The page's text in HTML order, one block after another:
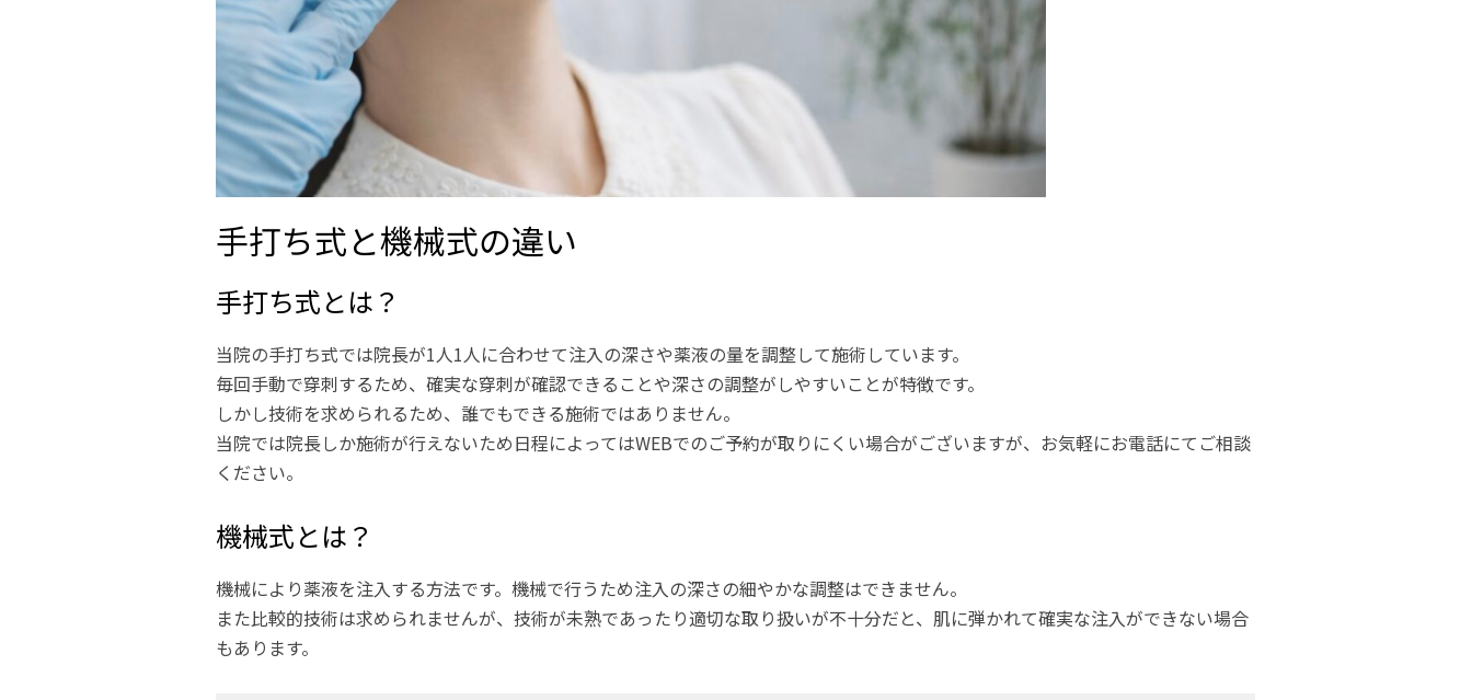
手打ち式と機械式の違い
手打ち式とは？
当院の手打ち式では院長が1人1人に合わせて注入の深さや薬液の量を調整して施術しています。
毎回手動で穿刺するため、確実な穿刺が確認できることや深さの調整がしやすいことが特徴です。
しかし技術を求められるため、誰でもできる施術ではありません。
当院では院長しか施術が行えないため日程によってはWEBでのご予約が取りにくい場合がございますが、お気軽にお電話にてご相談
ください。
機械式とは？
機械により薬液を注入する方法です。機械で行うため注入の深さの細やかな調整はできません。
また比較的技術は求められませんが、技術が未熟であったり適切な取り扱いが不十分だと、肌に弾かれて確実な注入ができない場合
もあります。